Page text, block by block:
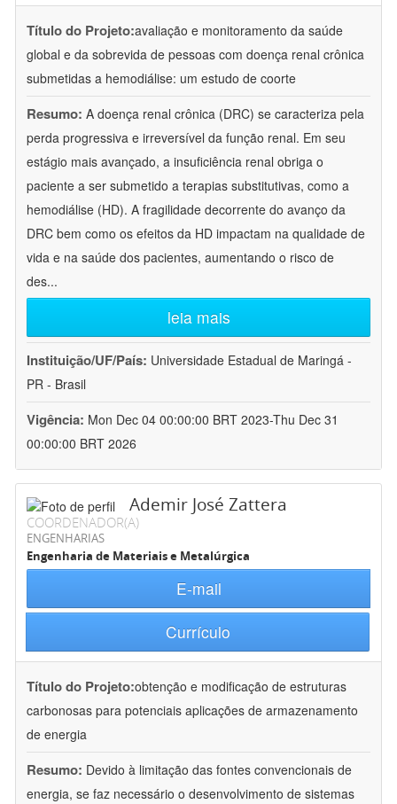
Título do Projeto:avaliação e monitoramento da saúde
global e da sobrevida de pessoas com doença renal crônica
submetidas a hemodiálise: um estudo de coorte
Resumo: A doença renal crônica (DRC) se caracteriza pela
perda progressiva e irreversível da função renal. Em seu
estágio mais avançado, a insuficiência renal obriga o
paciente a ser submetido a terapias substitutivas, como a
hemodiálise (HD). A fragilidade decorrente do avanço da
DRC bem como os efeitos da HD impactam na qualidade de
vida e na saúde dos pacientes, aumentando o risco de
des...
leia mais
Instituição/UF/País: Universidade Estadual de Maringá -
PR - Brasil
Vigência: Mon Dec 04 00:00:00 BRT 2023-Thu Dec 31
00:00:00 BRT 2026
Ademir José Zattera
COORDENADOR(A)
ENGENHARIAS
Engenharia de Materiais e Metalúrgica
E-mail
Currículo
Título do Projeto:obtenção e modificação de estruturas
carbonosas para potenciais aplicações de armazenamento
de energia
Resumo: Devido à limitação das fontes convencionais de
energia, se faz necessário o desenvolvimento de sistemas